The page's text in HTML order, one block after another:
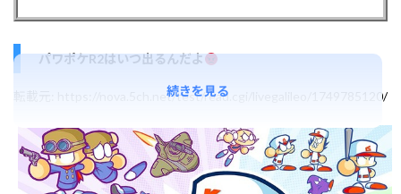
パワポケR2はいつ出るんだよ
https://nova.5ch.net/test/read.cgi/livegalileo/1749785120/
続きを見る